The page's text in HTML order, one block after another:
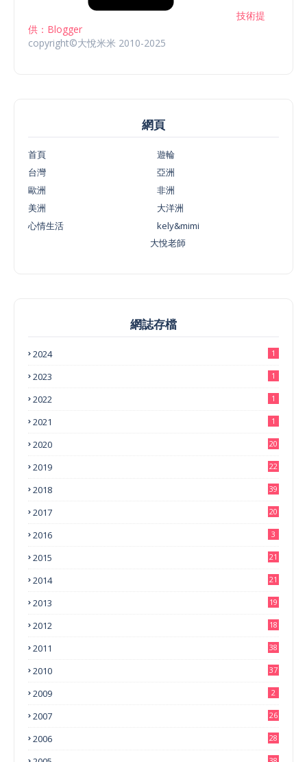
技術提
供：Blogger
copyright©大悅米米 2010-2025
網頁
首頁
遊輪
台灣
亞洲
歐洲
非洲
美洲
大洋洲
心情生活
kely&mimi
大悅老師
網誌存檔
2024 1
2023 1
2022 1
2021 1
2020 20
2019 22
2018 39
2017 20
2016 3
2015 21
2014 21
2013 19
2012 18
2011 38
2010 37
2009 2
2007 26
2006 28